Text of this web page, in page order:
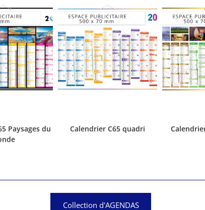
Paysages du
Calendrier C65 quadri
Collection d'AGENDAS